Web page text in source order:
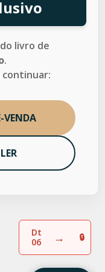
livro de
.
continuar:
VENDA
Dt
06
→